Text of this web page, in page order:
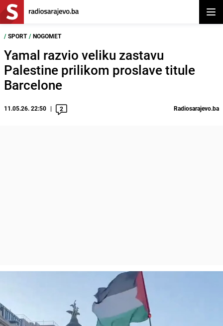
/ SPORT / NOGOMET
Yamal razvio veliku zastavu
Palestine prilikom proslave titule
Barcelone
11.05.26. 22:50 2 Radiosarajevo.ba